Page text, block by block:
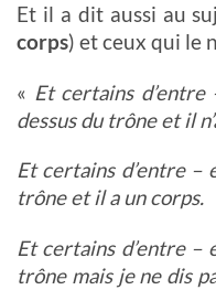
Et il a dit aussi au
corps) et ceux qui le
« Et certains
dessus du trône et il
Et certains d’entre –
trône et il a un corps.
Et certains d’entre –
trône mais je ne dis